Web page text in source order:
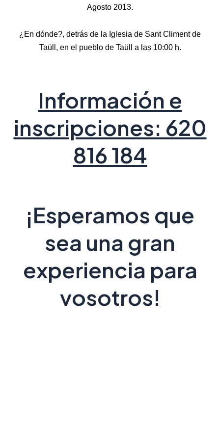
Agosto 2013.
¿En dónde?, detrás de la Iglesia de Sant Climent de
Taüll, en el pueblo de Taüll a las 10:00 h.
Información e
inscripciones: 620
816 184
¡Esperamos que
sea una gran
experiencia para
vosotros!